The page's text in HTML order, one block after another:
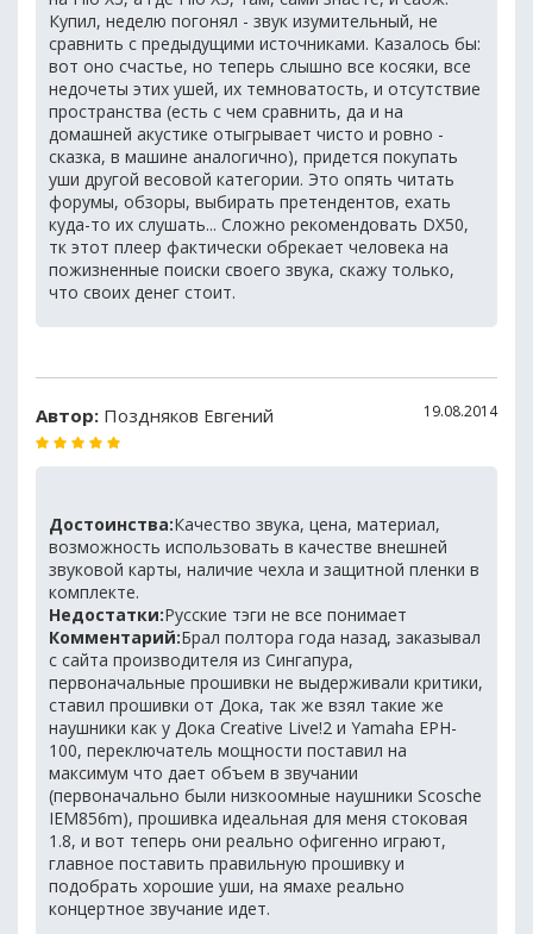
Купил, неделю погонял - звук изумительный, не
сравнить с предыдущими источниками. Казалось бы:
вот оно счастье, но теперь слышно все косяки, все
недочеты этих ушей, их темноватость, и отсутствие
пространства (есть с чем сравнить, да и на
домашней акустике отыгрывает чисто и ровно -
сказка, в машине аналогично), придется покупать
уши другой весовой категории. Это опять читать
форумы, обзоры, выбирать претендентов, ехать
куда-то их слушать... Сложно рекомендовать DX50,
тк этот плеер фактически обрекает человека на
пожизненные поиски своего звука, скажу только,
что своих денег стоит.
Автор: Поздняков Евгений 19.08.2014
Достоинства:Качество звука, цена, материал,
возможность использовать в качестве внешней
звуковой карты, наличие чехла и защитной пленки в
комплекте.
Недостатки:Русские тэги не все понимает
Комментарий:Брал полтора года назад, заказывал
с сайта производителя из Сингапура,
первоначальные прошивки не выдерживали критики,
ставил прошивки от Дока, так же взял такие же
наушники как у Дока Creative Live!2 и Yamaha EPH-
100, переключатель мощности поставил на
максимум что дает объем в звучании
(первоначально были низкоомные наушники Scosche
IEM856m), прошивка идеальная для меня стоковая
1.8, и вот теперь они реально офигенно играют,
главное поставить правильную прошивку и
подобрать хорошие уши, на ямахе реально
концертное звучание идет.